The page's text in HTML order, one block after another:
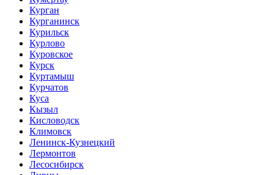
Курган
Курганинск
Курильск
Курлово
Куровское
Курск
Куртамыш
Курчатов
Куса
Кызыл
Кисловодск
Климовск
Ленинск-Кузнецкий
Лермонтов
Лесосибирск